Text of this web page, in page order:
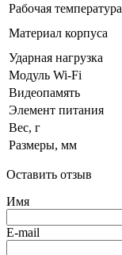
Рабочая температура
Материал корпуса
Ударная нагрузка
Модуль Wi-Fi
Видеопамять
Элемент питания
Вес, г
Размеры, мм
Оставить отзыв
Имя
E-mail